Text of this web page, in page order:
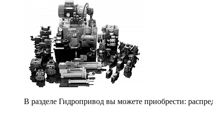
В разделе Гидропривод вы можете приобрести: